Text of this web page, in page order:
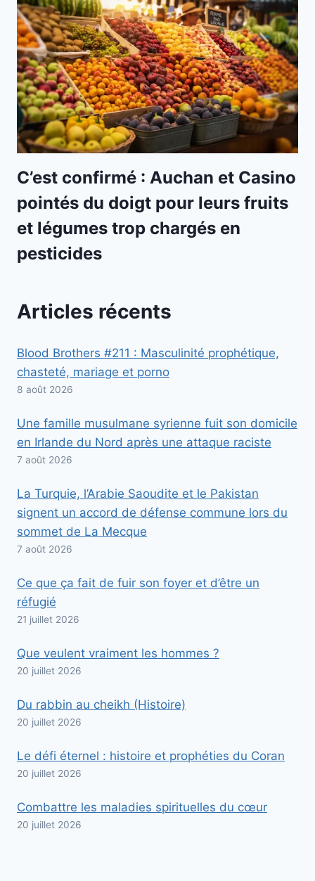
C’est confirmé : Auchan et Casino
pointés du doigt pour leurs fruits
et légumes trop chargés en
pesticides
Articles récents
Blood Brothers #211 : Masculinité prophétique,
chasteté, mariage et porno
8 août 2026
Une famille musulmane syrienne fuit son domicile
en Irlande du Nord après une attaque raciste
7 août 2026
La Turquie, l’Arabie Saoudite et le Pakistan
signent un accord de défense commune lors du
sommet de La Mecque
7 août 2026
Ce que ça fait de fuir son foyer et d’être un
réfugié
21 juillet 2026
Que veulent vraiment les hommes ?
20 juillet 2026
Du rabbin au cheikh (Histoire)
20 juillet 2026
Le défi éternel : histoire et prophéties du Coran
20 juillet 2026
Combattre les maladies spirituelles du cœur
20 juillet 2026